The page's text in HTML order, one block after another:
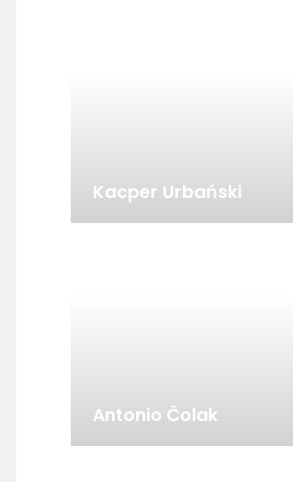
Kacper Urbański
Antonio Čolak